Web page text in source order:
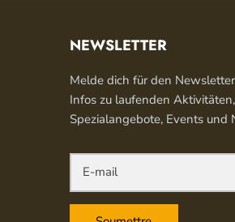
NEWSLETTER
Melde dich für den
Infos zu laufenden
Spezialangebote, Events und